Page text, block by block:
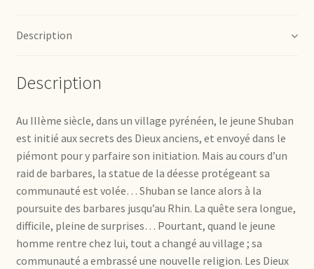
Description
Description
Au IIIème siècle, dans un village pyrénéen, le jeune Shuban
est initié aux secrets des Dieux anciens, et envoyé dans le
piémont pour y parfaire son initiation. Mais au cours d’un
raid de barbares, la statue de la déesse protégeant sa
communauté est volée… Shuban se lance alors à la
poursuite des barbares jusqu’au Rhin. La quête sera longue,
difficile, pleine de surprises… Pourtant, quand le jeune
homme rentre chez lui, tout a changé au village ; sa
communauté a embrassé une nouvelle religion. Les Dieux